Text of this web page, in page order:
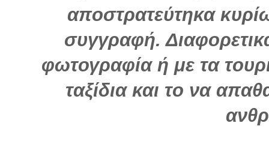
αποστρατεύτηκα
συγγραφή.
φωτογραφία ή με τα
ταξίδια και το να